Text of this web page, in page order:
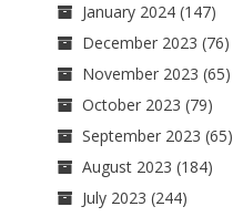
January 2024(147)
December 2023 (76)
November 2023 (65)
October 2023 (79)
September 2023 (65)
August 2023 (184)
July 2023 (244)